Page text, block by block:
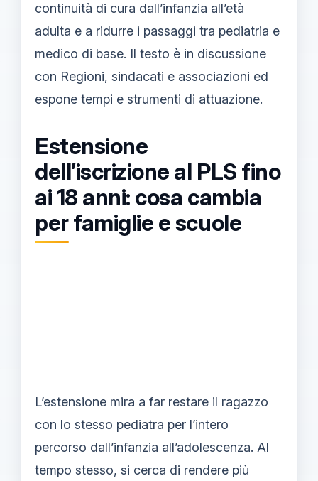
continuità di cura dall’infanzia all’età
adulta e a ridurre i passaggi tra pediatria e
medico di base. Il testo è in discussione
con Regioni, sindacati e associazioni ed
espone tempi e strumenti di attuazione.
Estensione
dell’iscrizione al PLS fino
ai 18 anni: cosa cambia
per famiglie e scuole
L’estensione mira a far restare il ragazzo
con lo stesso pediatra per l’intero
percorso dall’infanzia all’adolescenza. Al
tempo stesso, si cerca di rendere più